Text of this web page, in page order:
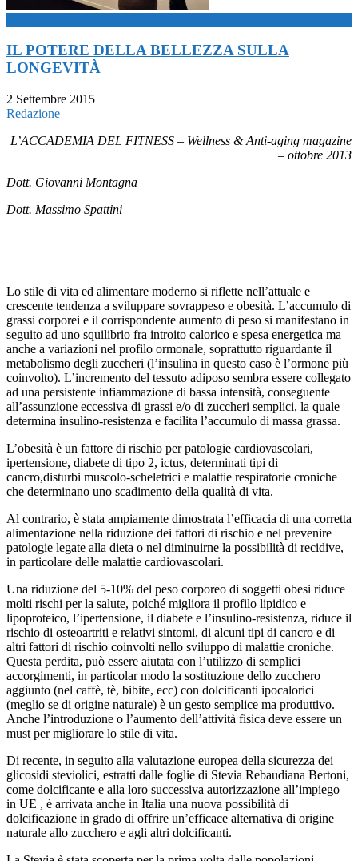
IL POTERE DELLA BELLEZZA SULLA
LONGEVITÀ
2 Settembre 2015
Redazione
L’ACCADEMIA DEL FITNESS – Wellness & Anti-aging magazine
– ottobre 2013
Dott. Giovanni Montagna
Dott. Massimo Spattini
Lo stile di vita ed alimentare moderno si riflette nell’attuale e
crescente tendenza a sviluppare sovrappeso e obesità. L’accumulo di
grassi corporei e il corrispondente aumento di peso si manifestano in
seguito ad uno squilibrio fra introito calorico e spesa energetica ma
anche a variazioni nel profilo ormonale, soprattutto riguardante il
metabolismo degli zuccheri (l’insulina in questo caso è l’ormone più
coinvolto). L’incremento del tessuto adiposo sembra essere collegato
ad una persistente infiammazione di bassa intensità, conseguente
all’assunzione eccessiva di grassi e/o di zuccheri semplici, la quale
determina insulino-resistenza e facilita l’accumulo di massa grassa.
L’obesità è un fattore di rischio per patologie cardiovascolari,
ipertensione, diabete di tipo 2, ictus, determinati tipi di
cancro,disturbi muscolo-scheletrici e malattie respiratorie croniche
che determinano uno scadimento della qualità di vita.
Al contrario, è stata ampiamente dimostrata l’efficacia di una corretta
alimentazione nella riduzione dei fattori di rischio e nel prevenire
patologie legate alla dieta o nel diminuirne la possibilità di recidive,
in particolare delle malattie cardiovascolari.
Una riduzione del 5-10% del peso corporeo di soggetti obesi riduce
molti rischi per la salute, poiché migliora il profilo lipidico e
lipoproteico, l’ipertensione, il diabete e l’insulino-resistenza, riduce il
rischio di osteoartriti e relativi sintomi, di alcuni tipi di cancro e di
altri fattori di rischio coinvolti nello sviluppo di malattie croniche.
Questa perdita, può essere aiutata con l’utilizzo di semplici
accorgimenti, in particolar modo la sostituzione dello zucchero
aggiunto (nel caffè, tè, bibite, ecc) con dolcificanti ipocalorici
(meglio se di origine naturale) è un gesto semplice ma produttivo.
Anche l’introduzione o l’aumento dell’attività fisica deve essere un
must per migliorare lo stile di vita.
Di recente, in seguito alla valutazione europea della sicurezza dei
glicosidi steviolici, estratti dalle foglie di Stevia Rebaudiana Bertoni,
come dolcificante e alla loro successiva autorizzazione all’impiego
in UE , è arrivata anche in Italia una nuova possibilità di
dolcificazione in grado di offrire un’efficace alternativa di origine
naturale allo zucchero e agli altri dolcificanti.